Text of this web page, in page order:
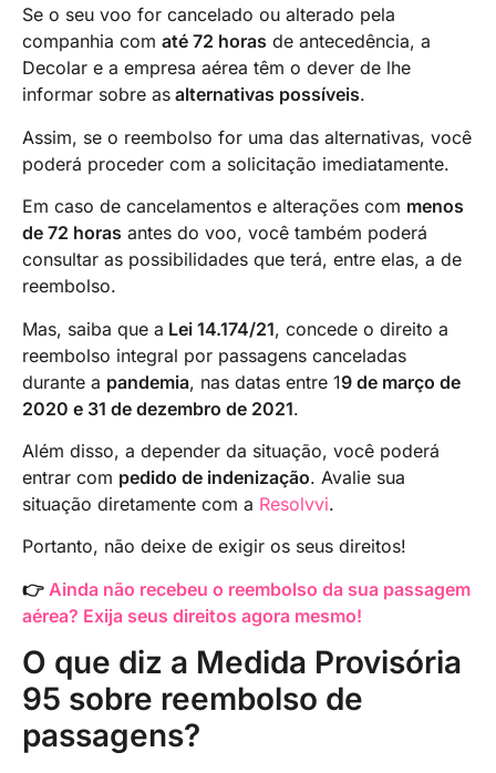
Se o seu voo for cancelado ou alterado pela
companhia com até 72 horas de antecedência, a
Decolar e a empresa aérea têm o dever de lhe
informar sobre as alternativas possíveis.
Assim, se o reembolso for uma das alternativas, você
poderá proceder com a solicitação imediatamente.
Em caso de cancelamentos e alterações com menos
de 72 horas antes do voo, você também poderá
consultar as possibilidades que terá, entre elas, a de
reembolso.
Mas, saiba que a Lei 14.174/21, concede o direito a
reembolso integral por passagens canceladas
durante a pandemia, nas datas entre 19 de março de
2020 e 31 de dezembro de 2021.
Além disso, a depender da situação, você poderá
entrar com pedido de indenização. Avalie sua
situação diretamente com a Resolvvi.
Portanto, não deixe de exigir os seus direitos!
👉 Ainda não recebeu o reembolso da sua passagem
aérea? Exija seus direitos agora mesmo!
O que diz a Medida Provisória
95 sobre reembolso de
passagens?